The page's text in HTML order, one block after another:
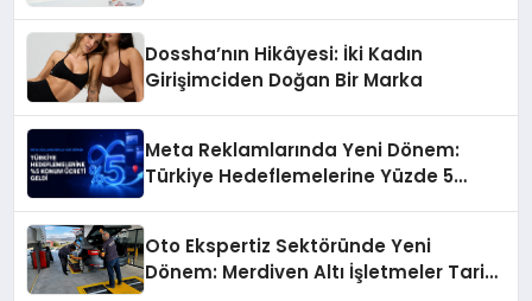
Dossha’nın Hikâyesi: İki Kadın
Girişimciden Doğan Bir Marka
Meta Reklamlarında Yeni Dönem:
Türkiye Hedeflemelerine Yüzde 5
Oto Ekspertiz Sektöründe Yeni
Dönem: Merdiven Altı İşletmeler Tarih